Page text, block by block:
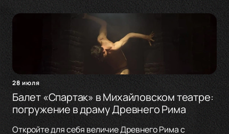
28 июля
Балет «Спартак» в Михайловском театре:
погружение в драму Древнего Рима
Откройте для себя величие Древнего Рима с